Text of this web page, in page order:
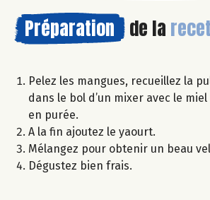
Préparation de la
Pelez les mangues, recueillez la
dans le bol d’un mixer avec le
en purée.
A la fin ajoutez le yaourt.
Mélangez pour obtenir un beau
Dégustez bien frais.